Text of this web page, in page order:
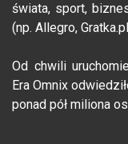
świata, sport,
(np. Allegro,
Od chwili
Era Omnix
ponad pół miliona